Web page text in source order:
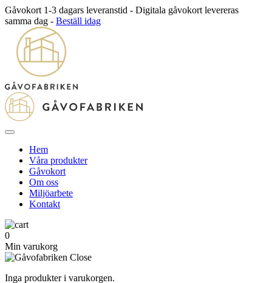
Gåvokort 1-3 dagars leveranstid - Digitala gåvokort levereras
samma dag - Beställ idag
Hem
Våra produkter
Gåvokort
Om oss
Miljöarbete
Kontakt
0
Min varukorg
Inga produkter i varukorgen.